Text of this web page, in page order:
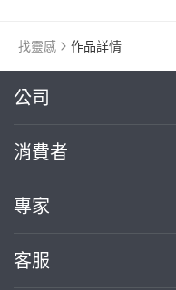
找靈感 作品詳情
公司
關於我們
部落格
加入我們
消費者
買服務
熱門服務
專家
案件中心
客服
繼續完成